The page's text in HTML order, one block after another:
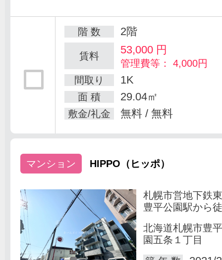
階 数 2階
賃料 53,000円
管理費等： 4,000円
間取り
1K
面 積 29.04㎡
敷金/礼金 無料 / 無料
マンション HIPPO（ヒッポ）
札幌市営地下鉄
豊平公園駅から
北海道札幌市豊
園五条１丁目